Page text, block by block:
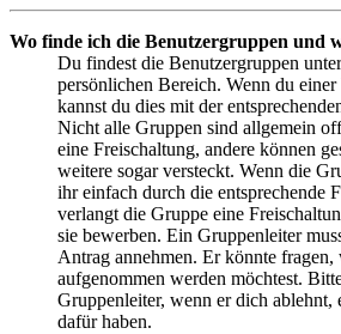
Wo finde ich die Benutzergruppen und
Du findest die Benutzergruppen
persönlichen Bereich. Wenn du einer
kannst du dies mit der
Nicht alle Gruppen sind allgemein
eine Freischaltung, andere können
weitere sogar versteckt. Wenn die
ihr einfach durch die entsprechende
verlangt die Gruppe eine
sie bewerben. Ein Gruppenleiter
Antrag annehmen. Er könnte
aufgenommen werden möchtest.
Gruppenleiter, wenn er dich ablehnt,
dafür haben.